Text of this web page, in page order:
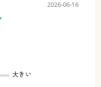
2026-06-16
大きい